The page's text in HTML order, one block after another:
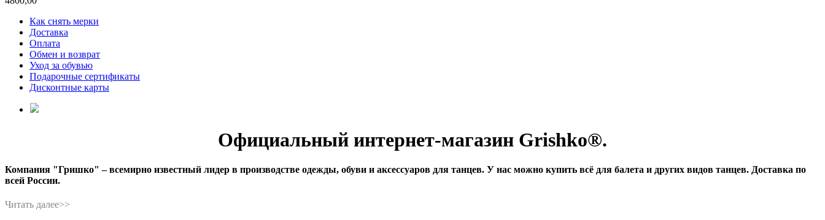
Как снять мерки
Доставка
Оплата
Обмен и возврат
Уход за обувью
Подарочные сертификаты
Дисконтные карты
Официальный интернет-магазин Grishko®.
Компания "Гришко" – всемирно известный лидер в производстве одежды, обуви и аксессуаров для танцев. У нас можно купить всё для балета и других видов танцев. Доставка по
всей России.